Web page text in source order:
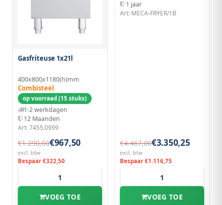
Gasfriteuse 1x21l
400x800x1180(h)mm
Combisteel
op voorraad (15 stuks)
1-2 werkdagen
12 Maanden
Art: 7455.0999
€1.290,00€967,50
excl. btw
Bespaar €322,50
VOEG TOE
1 jaar
Art: MECA-FRYER/1B
€4.467,00€3.350,25
excl. btw
Bespaar €1.116,75
VOEG TOE